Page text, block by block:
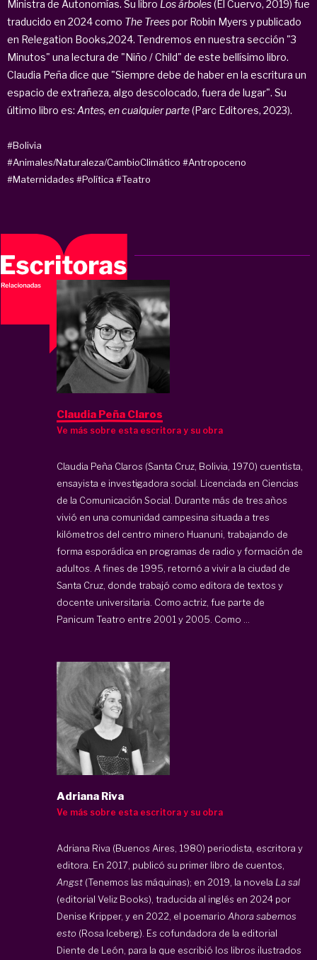
Ministra de Autonomías. Su libro Los árboles(El Cuervo, 2019) fue
traducido en 2024 como The Treespor Robin Myers y publicado
en Relegation Books,2024. Tendremos en nuestra sección "3
Minutos" una lectura de "Niño / Child" de este bellísimo libro.
Claudia Peña dice que "Siempre debe de haber en la escritura un
espacio de extrañeza, algo descolocado, fuera de lugar". Su
último libro es: Antes, en cualquier parte(Parc Editores, 2023).
#Bolivia
#Animales/Naturaleza/CambioClimático #Antropoceno
#Maternidades #Política #Teatro
Claudia Peña Claros
Ve más sobre esta escritora y su obra
Claudia Peña Claros (Santa Cruz, Bolivia, 1970) cuentista,
ensayista e investigadora social. Licenciada en Ciencias
de la Comunicación Social. Durante más de tres años
vivió en una comunidad campesina situada a tres
kilómetros del centro minero Huanuni, trabajando de
forma esporádica en programas de radio y formación de
adultos. A fines de 1995, retornó a vivir a la ciudad de
Santa Cruz, donde trabajó como editora de textos y
docente universitaria. Como actriz, fue parte de
Panicum Teatro entre 2001 y 2005. Como ...
Adriana Riva
Ve más sobre esta escritora y su obra
Adriana Riva (Buenos Aires, 1980) periodista, escritora y
editora. En 2017, publicó su primer libro de cuentos,
Angst (Tenemos las máquinas); en 2019, la novela La sal
(editorial Veliz Books), traducida al inglés en 2024 por
Denise Kripper, y en 2022, el poemario Ahora sabemos
esto (Rosa Iceberg). Es cofundadora de la editorial
Diente de León, para la que escribió los libros ilustrados